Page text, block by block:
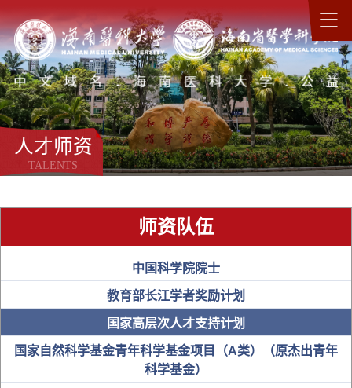
人才师资
TALENTS
师资队伍
中国科学院院士
教育部长江学者奖励计划
国家高层次人才支持计划
国家自然科学基金青年科学基金项目（A类）（原杰出青年
科学基金）